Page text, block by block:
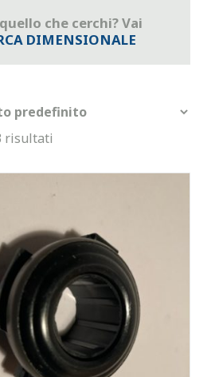
che cerchi? Vai
DIMENSIONALE
risultati